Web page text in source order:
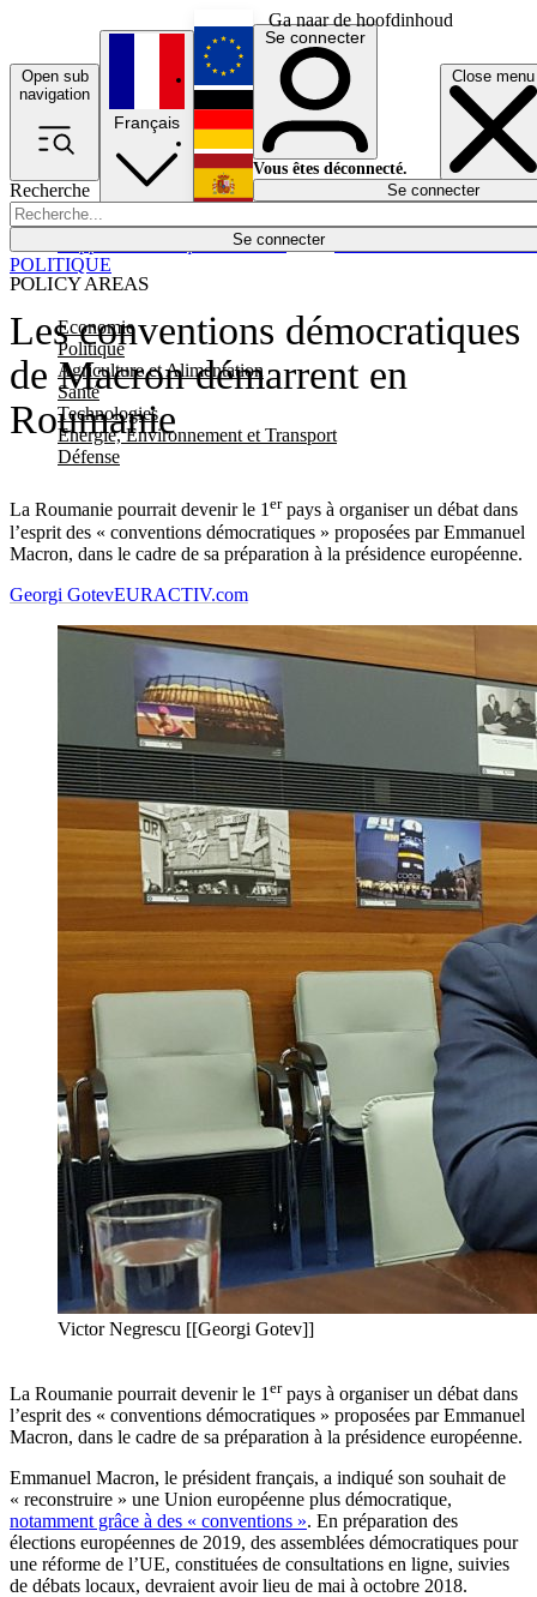
Ga naar de hoofdinhoud
Open sub
navigation
Close menu
Recherche
Se connecter
POLICY AREAS
Economie
Politique
Agriculture et Alimentation
Santé
Technologies
Energie, Environnement et Transport
Défense
Économie
Français
English
Deutsch
Español
Se connecter
Vous êtes déconnecté.
Se connecter
Les conventions démocratiques
de Macron démarrent en
Roumanie
La Roumanie pourrait devenir le 1erpays à organiser un débat dans
l’esprit des « conventions démocratiques » proposées par Emmanuel
Macron, dans le cadre de sa préparation à la présidence européenne.
POLITIQUE
Georgi GotevEURACTIV.com
Victor Negrescu [[Georgi Gotev]]
La Roumanie pourrait devenir le 1 erpays à organiser un débat dans
l’esprit des « conventions démocratiques » proposées par Emmanuel
Macron, dans le cadre de sa préparation à la présidence européenne.
Emmanuel Macron, le président français, a indiqué son souhait de
« reconstruire » une Union européenne plus démocratique,
notamment grâce à des « conventions ». En préparation des
élections européennes de 2019, des assemblées démocratiques pour
une réforme de l’UE, constituées de consultations en ligne, suivies
de débats locaux, devraient avoir lieu de mai à octobre 2018.